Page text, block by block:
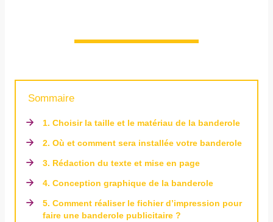
Sommaire
1. Choisir la taille et le matériau de la banderole
2. Où et comment sera installée votre banderole
3. Rédaction du texte et mise en page
4. Conception graphique de la banderole
5. Comment réaliser le fichier d’impression pour
faire une banderole publicitaire ?